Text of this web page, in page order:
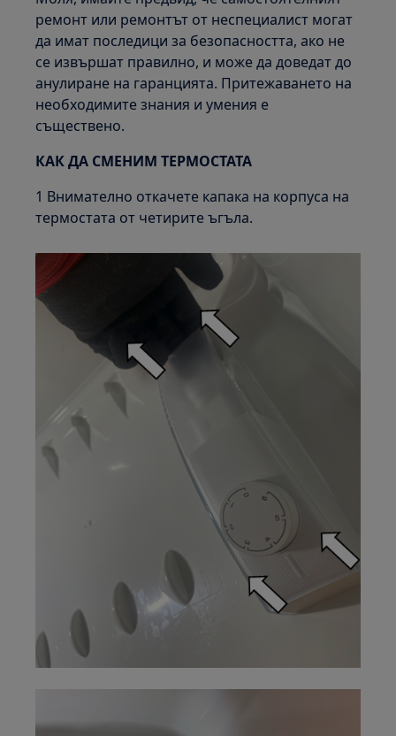
ремонт или ремонтът от неспециалист могат
да имат последици за безопасността, ако не
се извършат правилно, и може да доведат до
анулиране на гаранцията. Притежаването на
необходимите знания и умения е
съществено.
КАК ДА СМЕНИМ ТЕРМОСТАТА
1 Внимателно откачете капака на корпуса на
термостата от четирите ъгъла.